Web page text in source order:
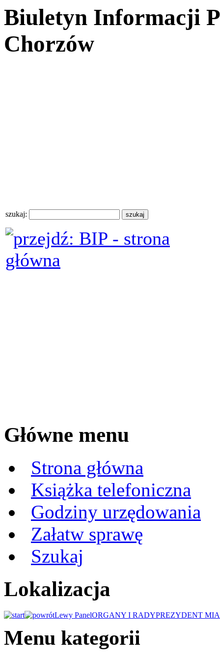
Biuletyn Informacji
Chorzów
szukaj:
Główne menu
Strona główna
Książka telefoniczna
Godziny urzędowania
Załatw sprawę
Szukaj
Lokalizacja
Lewy PanelORGANY I RADYPREZYDENT
Menu kategorii